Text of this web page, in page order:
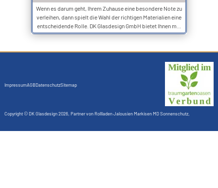
Wenn es darum geht, Ihrem Zuhause eine besondere Note zu
verleihen, dann spielt die Wahl der richtigen Materialien eine
entscheidende Rolle. DK Glasdesign GmbH bietet Ihnen m...
ImpressumAGBDatenschutzSitemap
Copyright © DK Glasdesign2026, Partner von Rollladen Jalousien Markisen MD Sonnenschutz,